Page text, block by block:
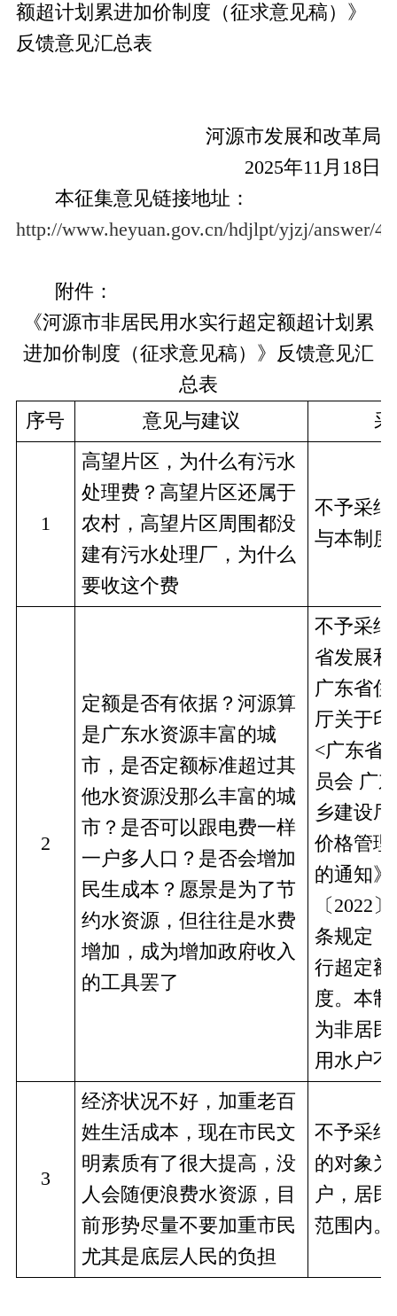
额超计划累进加价制度（征求意见稿）》
反馈意见汇总表
河源市发展和改革局
2025年11月18日
本征集意见链接地址：
http://www.heyuan.gov.cn/hdjlpt/yjzj/answer/
附件：
《河源市非居民用水实行超定额超计划累
进加价制度（征求意见稿）》反馈意见汇
总表
序号
意见与建议
1
高望片区，为什么有污水
处理费？高望片区还属于
农村，高望片区周围都没
建有污水处理厂，为什么
要收这个费
不予采
与本制
2
定额是否有依据？河源算
是广东水资源丰富的城
市，是否定额标准超过其
他水资源没那么丰富的城
市？是否可以跟电费一样
一户多人口？是否会增加
民生成本？愿景是为了节
约水资源，但往往是水费
增加，成为增加政府收入
的工具罢了
不予采
省发展
广东省
厅关于印
<广东省
员会 广
乡建设
价格管
的通知
〔2022
条规定
行超定
度。本
为非居
用水户
3
经济状况不好，加重老百
姓生活成本，现在市民文
明素质有了很大提高，没
人会随便浪费水资源，目
前形势尽量不要加重市民
尤其是底层人民的负担
不予采
的对象
户，居
范围内。